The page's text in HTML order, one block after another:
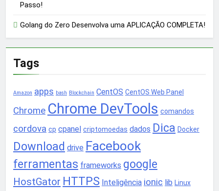
Passo!
Golang do Zero Desenvolva uma APLICAÇÃO COMPLETA!
Tags
Amazon apps bash Blockchain CentOS CentOS Web Panel
Chrome Chrome DevTools comandos
cordova cp cpanel criptomoedas dados Dica Docker
Download drive Facebook
ferramentas frameworks google
HostGator HTTPS Inteligência ionic lib Linux